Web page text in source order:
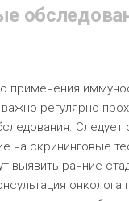
применения
регулярно
Следует
на скрининговые
выявить ранние
онколога